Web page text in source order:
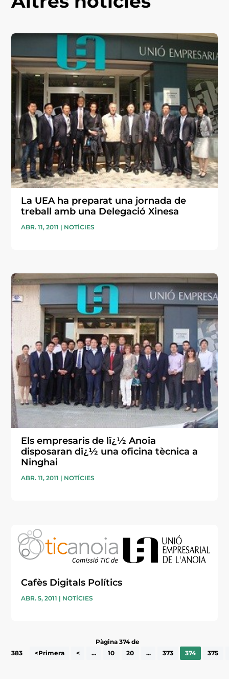
La UEA ha preparat una jornada de
treball amb una Delegació Xinesa
ABR. 11, 2011 | NOTÍCIES
Els empresaris de lï¿½ Anoia
disposaran dï¿½ una oficina tècnica a
Ninghai
ABR. 11, 2011 | NOTÍCIES
Cafès Digitals Polítics
ABR. 5, 2011 | NOTÍCIES
Pàgina 374 de
383
<Primera < ... 10 20 ... 373 374 375